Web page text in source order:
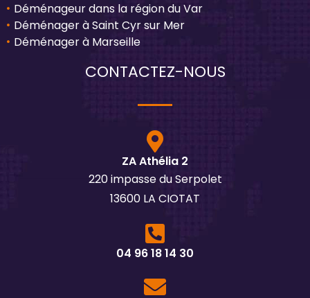
Déménageur dans la région du Var
Déménager à Saint Cyr sur Mer
Déménager à Marseille
CONTACTEZ-NOUS
ZA Athélia 2
220 impasse du Serpolet
13600 LA CIOTAT
04 96 18 14 30